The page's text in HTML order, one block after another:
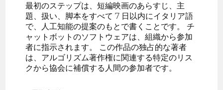
最初のステップは、短編映画のあらすじ、主
題、扱い、脚本をすべて 7 日以内にイタリア語
で、人工知能の提案のもとで書くことです。 チ
ャットボットのソフトウェアは、組織から参加
者に指示されます。 この作品の独占的な著者
は、アルゴリズム著作権に関連する特定のリス
クから協会に補償する人間の参加者です。